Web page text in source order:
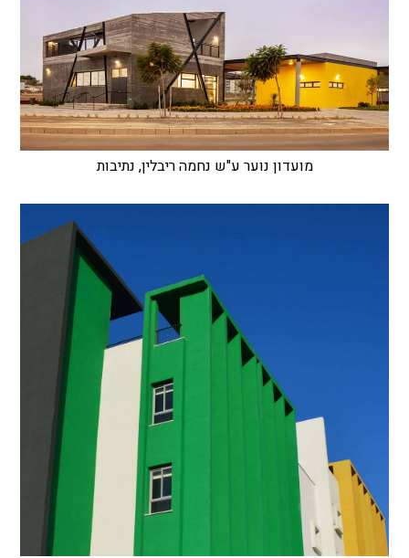
מועדון נוער ע"ש נחמה ריבלין, נתיבות